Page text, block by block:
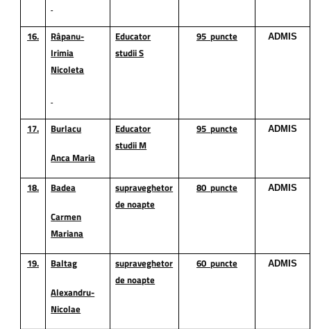
16.
Râpanu-
Irimia
Nicoleta
Educator
studii S
95 puncte ADMIS
17. Burlacu
Anca Maria
Educator
studii M
95 puncte ADMIS
18. Badea
Carmen
Mariana
supraveghetor
de noapte
80 puncte ADMIS
19. Baltag
Alexandru-
Nicolae
supraveghetor
de noapte
60 puncte ADMIS